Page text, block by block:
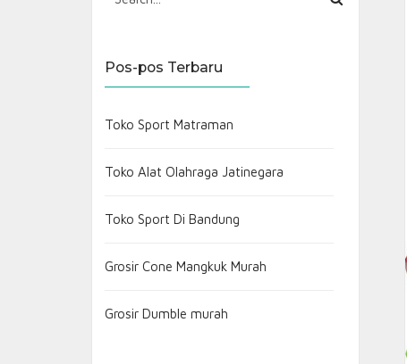
Pos-pos Terbaru
Toko Sport Matraman
Toko Alat Olahraga Jatinegara
Toko Sport Di Bandung
Grosir Cone Mangkuk Murah
Grosir Dumble murah